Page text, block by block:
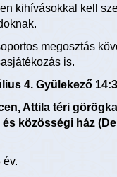
kihívásokkal kell
megosztás
is.
4. Gyülekező
Attila téri
közösségi ház
év.